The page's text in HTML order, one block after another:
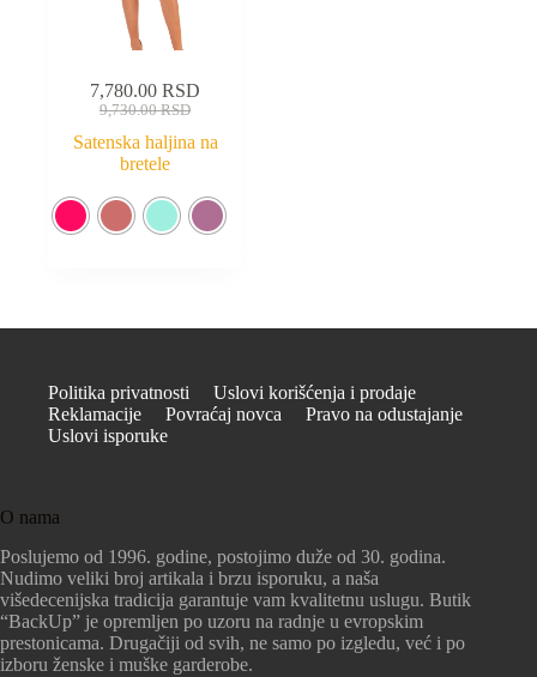
9,730.00RSD
7,780.00RSD
Satenska haljina na
bretele
Politika privatnosti
Uslovi korišćenja i prodaje
Reklamacije
Povraćaj novca
Pravo na odustajanje
Uslovi isporuke
O nama
Poslujemo od 1996. godine, postojimo duže od 30. godina.
Nudimo veliki broj artikala i brzu isporuku, a naša
višedecenijska tradicija garantuje vam kvalitetnu uslugu. Butik
“BackUp” je opremljen po uzoru na radnje u evropskim
prestonicama. Drugačiji od svih, ne samo po izgledu, već i po
izboru ženske i muške garderobe.